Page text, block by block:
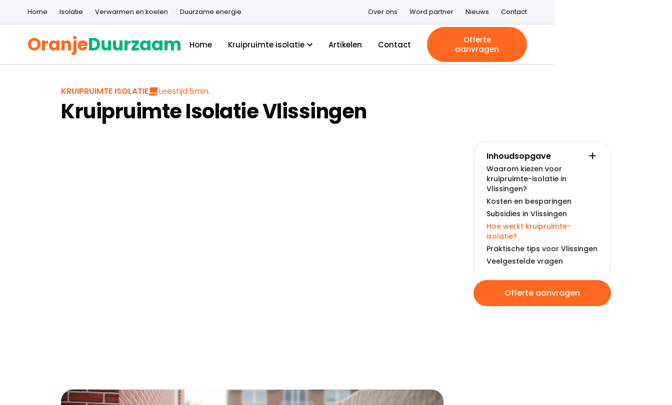
Home Isolatie Verwarmen en koelen Duurzame energie Over ons Word partner Nieuws Contact
OranjeDuurzaam Home Kruipruimte isolatie Artikelen Contact
Offerte
aanvragen
KRUIPRUIMTE ISOLATIE Leestijd:5min.
Kruipruimte Isolatie Vlissingen
Inhoudsopgave
Waarom kiezen voor
kruipruimte-isolatie in
Vlissingen?
Kosten en besparingen
Subsidies in Vlissingen
Hoe werkt kruipruimte-
isolatie?
Praktische tips voor Vlissingen
Veelgestelde vragen
Offerte aanvragen